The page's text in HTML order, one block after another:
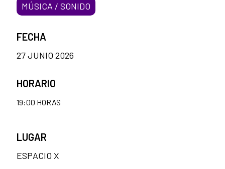
MÚSICA / SONIDO
FECHA
27 JUNIO 2026
HORARIO
19:00 HORAS
LUGAR
ESPACIO X